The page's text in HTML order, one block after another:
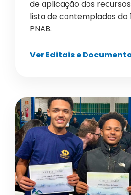
de aplicação dos
lista de contemplados do
PNAB.
Ver Editais e